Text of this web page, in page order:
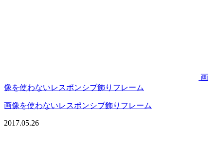
画
像を使わないレスポンシブ飾りフレーム
画像を使わないレスポンシブ飾りフレーム
2017.05.26